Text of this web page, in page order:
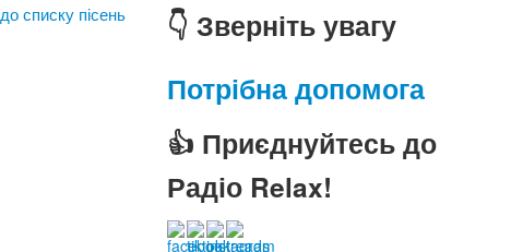
до списку пісень
👇 Зверніть увагу
Потрібна допомога
👍 Приєднуйтесь до
Радіо Relax!